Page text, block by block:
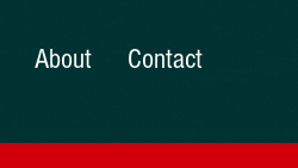
About Contact